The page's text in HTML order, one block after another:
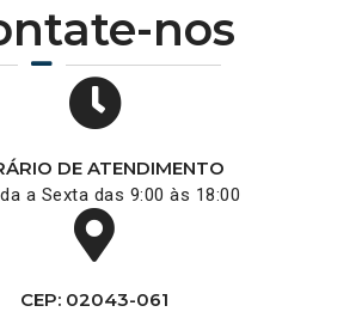
nos
DE ATENDIMENTO
a Sexta das 9:00 às 18:00
CEP: 02043-061